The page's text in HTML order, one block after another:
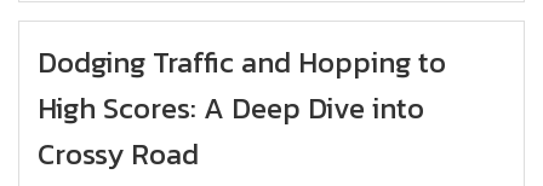
Dodging Traffic and Hopping to
High Scores: A Deep Dive into
Crossy Road